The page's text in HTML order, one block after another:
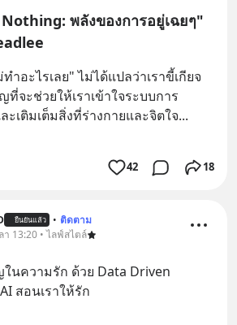
พลังของการอยู่เฉยๆ"
ำอะไรเลย" ไม่ได้แปลว่าเราขี้เกียจ
จะช่วยให้เราเข้าใจระบบการ
เติมเต็มสิ่งที่ร่างกายและจิตใจ
42 18
ยืนยันแล้ว • ติดตาม
า 13:20 • ไลฟ์สไตล์
นความรัก ด้วย Data Driven
สอนเราให้รัก